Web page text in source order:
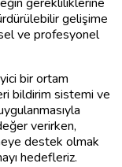
gelişime
ve profesyonel
bir ortam
bildirim sistemi ve
verirken,
destek olmak
hedefleriz.